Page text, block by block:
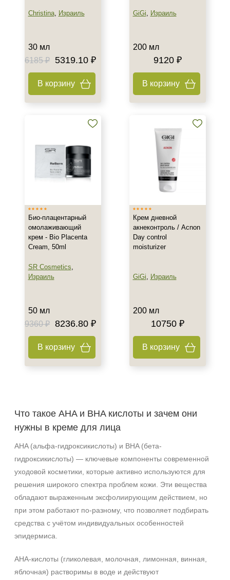
Christina, Израиль
30 мл
6185 ₽ 5319.10 ₽
В корзину
GiGi, Израиль
200 мл
9120 ₽
В корзину
Био-плацентарный
омолаживающий
крем - Bio Placenta
Cream, 50ml
SR Cosmetics,
Израиль
50 мл
9360 ₽ 8236.80 ₽
В корзину
Крем дневной
акнеконтроль / Acnon
Day control
moisturizer
GiGi, Израиль
200 мл
10750 ₽
В корзину
Что такое AHA и BHA кислоты и зачем они
нужны в креме для лица
AHA (альфа-гидроксикислоты) и BHA (бета-
гидроксикислоты) — ключевые компоненты современной
уходовой косметики, которые активно используются для
решения широкого спектра проблем кожи. Эти вещества
обладают выраженным эксфолиирующим действием, но
при этом работают по-разному, что позволяет подбирать
средства с учётом индивидуальных особенностей
эпидермиса.
AHA-кислоты (гликолевая, молочная, лимонная, винная,
яблочная) растворимы в воде и действуют